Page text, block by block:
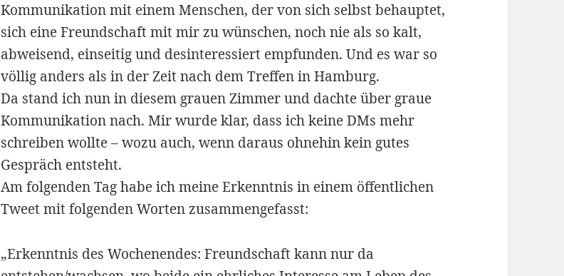
Kommunikation mit einem Menschen, der von sich selbst behauptet,
sich eine Freundschaft mit mir zu wünschen, noch nie als so kalt,
abweisend, einseitig und desinteressiert empfunden. Und es war so
völlig anders als in der Zeit nach dem Treffen in Hamburg.
Da stand ich nun in diesem grauen Zimmer und dachte über graue
Kommunikation nach. Mir wurde klar, dass ich keine DMs mehr
schreiben wollte – wozu auch, wenn daraus ohnehin kein gutes
Gespräch entsteht.
Am folgenden Tag habe ich meine Erkenntnis in einem öffentlichen
Tweet mit folgenden Worten zusammengefasst:
„Erkenntnis des Wochenendes: Freundschaft kann nur da